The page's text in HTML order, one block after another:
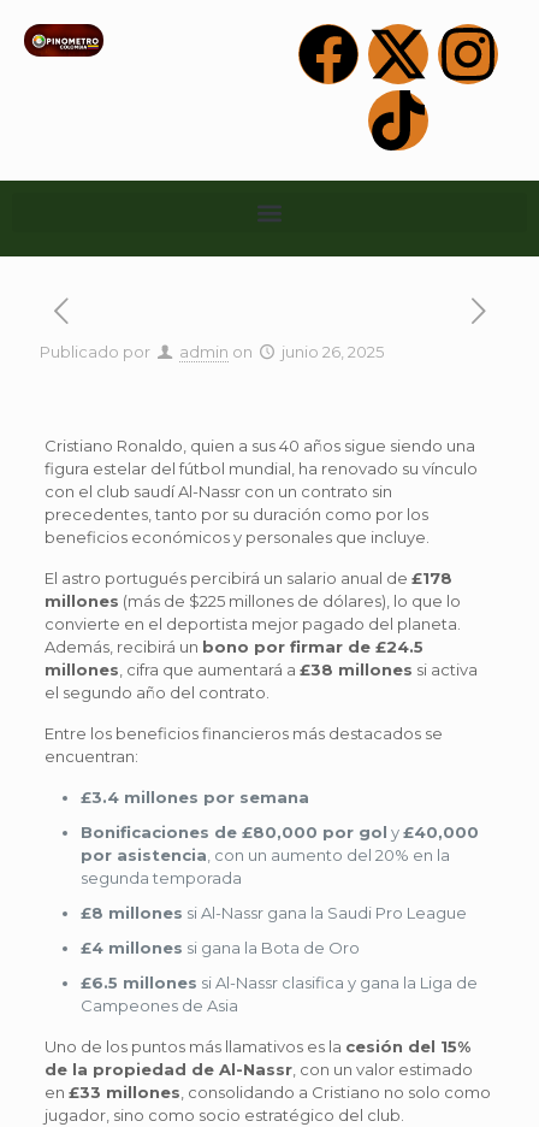
Publicado por admin on junio 26, 2025
Cristiano Ronaldo, quien a sus 40 años sigue siendo una
figura estelar del fútbol mundial, ha renovado su vínculo
con el club saudí Al-Nassr con un contrato sin
precedentes, tanto por su duración como por los
beneficios económicos y personales que incluye.
El astro portugués percibirá un salario anual de £178
millones (más de $225 millones de dólares), lo que lo
convierte en el deportista mejor pagado del planeta.
Además, recibirá un bono por firmar de £24.5
millones , cifra que aumentará a £38 millones si activa
el segundo año del contrato.
Entre los beneficios financieros más destacados se
encuentran:
£3.4 millones por semana
Bonificaciones de £80,000 por gol y£40,000
por asistencia , con un aumento del 20% en la
segunda temporada
£8 millones si Al-Nassr gana la Saudi Pro League
£4 millones si gana la Bota de Oro
£6.5 millones si Al-Nassr clasifica y gana la Liga de
Campeones de Asia
Uno de los puntos más llamativos es la cesión del 15%
de la propiedad de Al-Nassr, con un valor estimado
en £33 millones , consolidando a Cristiano no solo como
jugador, sino como socio estratégico del club.